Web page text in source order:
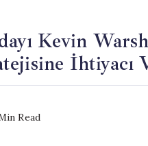
Kevin
İhtiyacı
Read